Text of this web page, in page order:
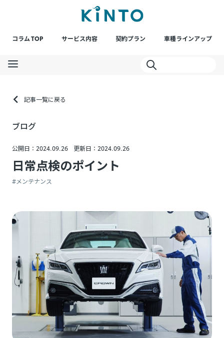
コラム TOP サービス内容 契約プラン 車種ラインアップ
記事一覧に戻る
ブログ
公開日：2024.09.26 更新日：2024.09.26
日常点検のポイント
#メンテナンス